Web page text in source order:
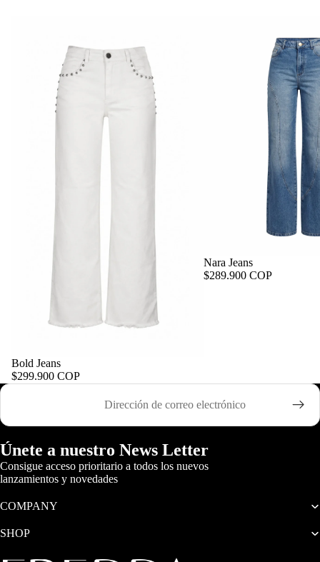
Bold Jeans
$299.900 COP
Nara Jeans
$289.900 COP
Correo electrónico
Únete a nuestro News Letter
Consigue acceso prioritario a todos los nuevos
lanzamientos y novedades
COMPANY
SHOP